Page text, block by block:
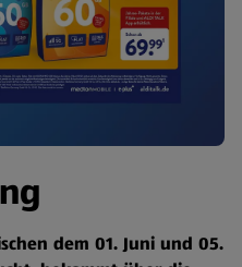
dem 01. Juni und 05.